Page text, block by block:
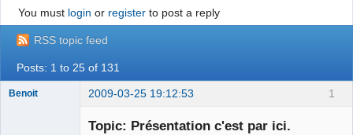
Site officiel
Wiki
BugTracker
You must login or registerto post a reply
RSS topic feed
Posts: 1 to 25 of 131
1
Benoit 2009-03-25 19:12:53
Topic: Présentation c'est par ici.